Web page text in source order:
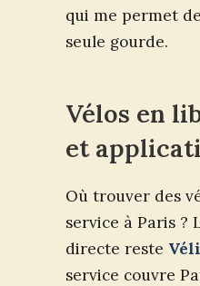
qui me permet
seule gourde.
Vélos en
et
Où trouver des
service à Paris ?
directe reste
service couvre